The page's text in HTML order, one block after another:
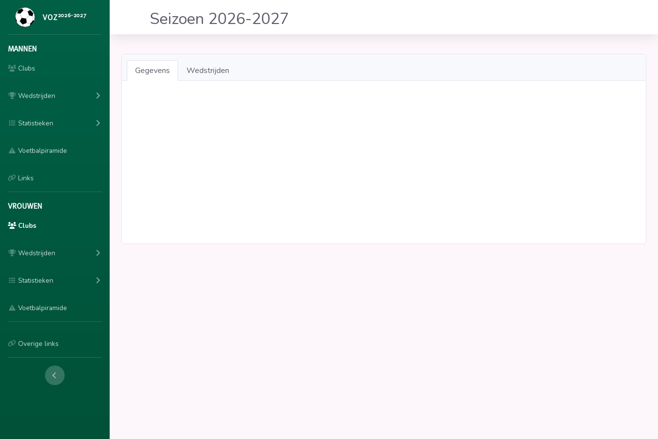
VOZ2026-2027
MANNEN
Clubs
Wedstrijden
Statistieken
Voetbalpiramide
Links
VROUWEN
Clubs
Wedstrijden
Statistieken
Voetbalpiramide
Overige links
Seizoen 2026-2027
Gegevens Wedstrijden